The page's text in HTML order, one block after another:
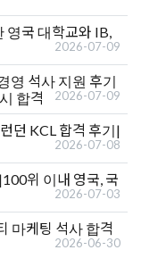
영국 대학교와 IB,
2026-07-09
영 석사 지원 후기
합격
2026-07-09
던 KCL 합격 후기|
2026-07-08
위 이내 영국, 국
2026-07-03
마케팅 석사 합격
2026-06-30